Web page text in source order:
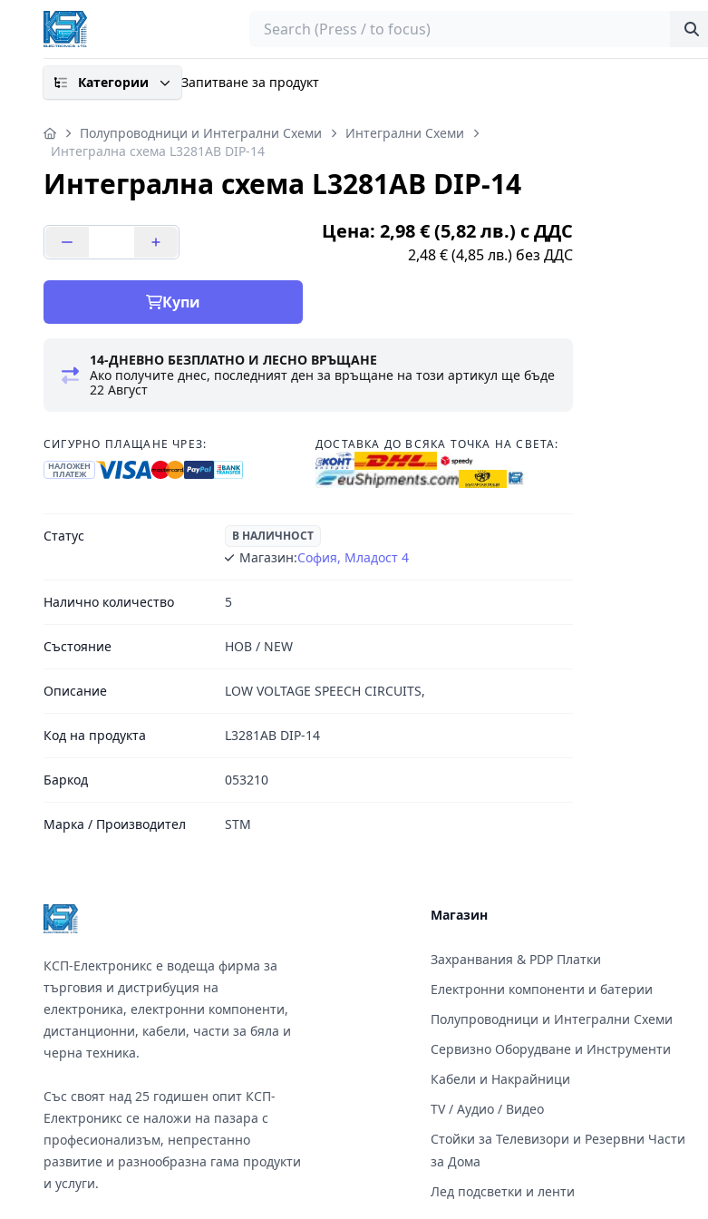
Search
Категории Запитване за продукт
Полупроводници и Интегрални Схеми
Интегрални Схеми
Интегрална схема L3281AB DIP-14
Интегрална схема L3281AB DIP-14
Цена: 2,98 € (5,82 лв.) с ДДС
2,48 € (4,85 лв.) без ДДС
Купи
14-ДНЕВНО БЕЗПЛАТНО И ЛЕСНО ВРЪЩАНЕ
Ако получите днес, последният ден за връщане на този артикул ще бъде
22 Август
СИГУРНО ПЛАЩАНЕ ЧРЕЗ:
НАЛОЖЕН
ПЛАТЕЖ
ДОСТАВКА ДО ВСЯКА ТОЧКА НА СВЕТА:
Статус В НАЛИЧНОСТ
Магазин:София, Младост 4
Налично количество 5
Състояние НОВ / NEW
Описание LOW VOLTAGE SPEECH CIRCUITS,
Код на продукта L3281AB DIP-14
Баркод 053210
Марка / Производител STM
КСП-Електроникс е водеща фирма за
търговия и дистрибуция на
електроника, електронни компоненти,
дистанционни, кабели, части за бяла и
черна техника.
Със своят над 25 годишен опит КСП-
Електроникс се наложи на пазара с
професионализъм, непрестанно
развитие и разнообразна гама продукти
и услуги.
Магазин
Захранвания & PDP Платки
Електронни компоненти и батерии
Полупроводници и Интегрални Схеми
Сервизно Оборудване и Инструменти
Кабели и Накрайници
TV / Аудио / Видео
Стойки за Телевизори и Резервни Части
за Дома
Лед подсветки и ленти